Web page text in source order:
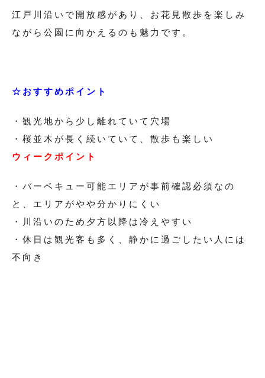
江戸川沿いで開放感があり、お花見散歩を楽しみ
ながら公園に向かえるのも魅力です。
☆おすすめポイント
・観光地から少し離れていて穴場
・桜並木が長く続いていて、散歩も楽しい
ウィークポイント
・バーベキュー可能エリアが事前確認必須なの
と、エリアがやや分かりにくい
・川沿いのため夕方以降は冷えやすい
・休日は観光客も多く、静かに過ごしたい人には
不向き